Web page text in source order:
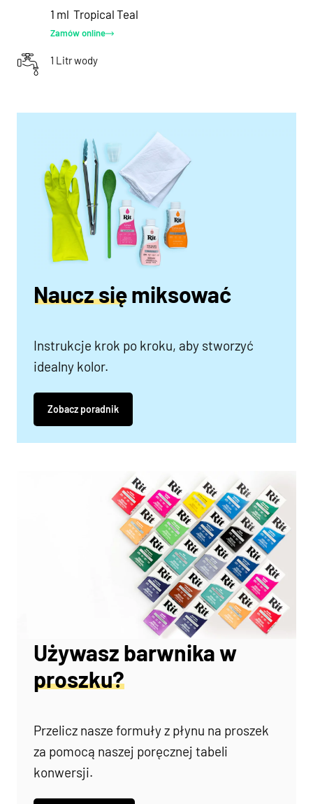
1 ml Tropical Teal
Zamów online
1 Litr wody
Naucz się miksować
Instrukcje krok po kroku, aby stworzyć
idealny kolor.
Zobacz poradnik
Używasz barwnika w
proszku?
Przelicz nasze formuły z płynu na proszek
za pomocą naszej poręcznej tabeli
konwersji.